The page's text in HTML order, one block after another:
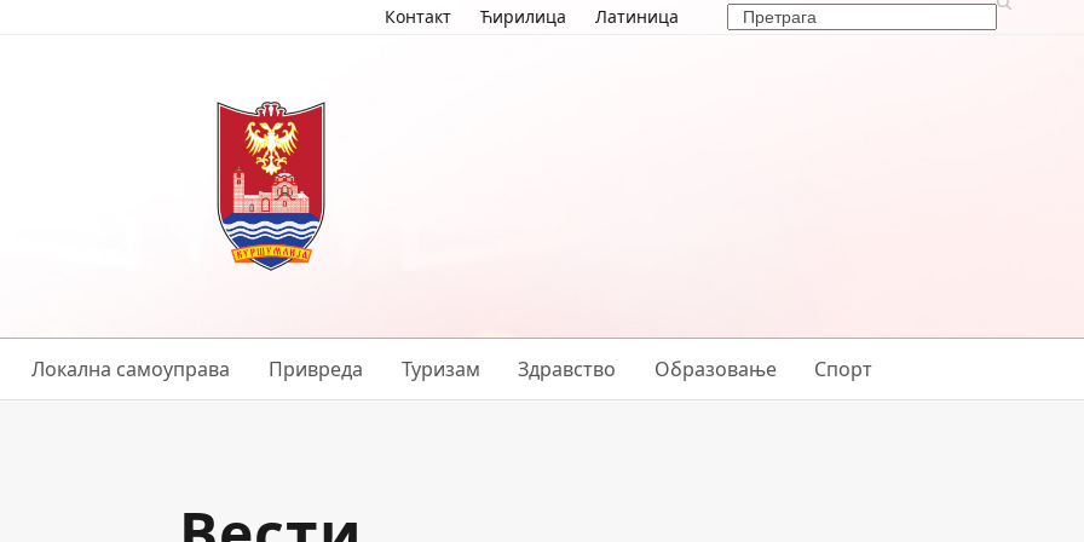
Контакт Ћирилица Латиница Search
Локална самоуправа Привреда Туризам Здравство Образовање Спорт